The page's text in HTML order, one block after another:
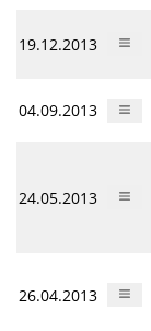
19.12.2013
04.09.2013
24.05.2013
26.04.2013